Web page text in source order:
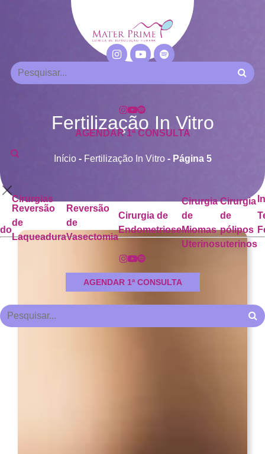
AGENDAR 1ª CONSULTA
Cirurgias
Reversão
de
Laqueadura
Reversão
de
Vasectomia
Cirurgia de
Endometriose
Cirurgia
de
Miomas
Uterinos
Cirurgia
de
pólipos
uterinos
AGENDAR 1ª CONSULTA
Fertilização In Vitro
Início- Fertilização In Vitro- Página 5